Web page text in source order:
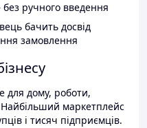
ручного введення
бачить досвід
замовлення
для дому, роботи,
Найбільший маркетплейс
і тисяч підприємців.